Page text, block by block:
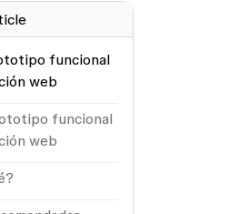
funcional
web
funcional
web